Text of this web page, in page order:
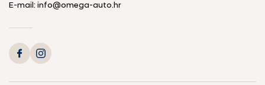
E-mail: info@omega-auto.hr